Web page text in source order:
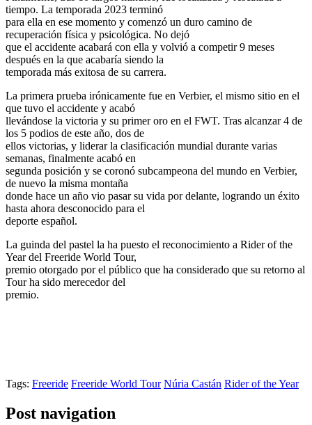
tiempo. La temporada 2023 terminó
para ella en ese momento y comenzó un duro camino de
recuperación física y psicológica. No dejó
que el accidente acabará con ella y volvió a competir 9 meses
después en la que acabaría siendo la
temporada más exitosa de su carrera.
La primera prueba irónicamente fue en Verbier, el mismo sitio en el
que tuvo el accidente y acabó
llevándose la victoria y su primer oro en el FWT. Tras alcanzar 4 de
los 5 podios de este año, dos de
ellos victorias, y liderar la clasificación mundial durante varias
semanas, finalmente acabó en
segunda posición y se coronó subcampeona del mundo en Verbier,
de nuevo la misma montaña
donde hace un año vio pasar su vida por delante, logrando un éxito
hasta ahora desconocido para el
deporte español.
La guinda del pastel la ha puesto el reconocimiento a Rider of the
Year del Freeride World Tour,
premio otorgado por el público que ha considerado que su retorno al
Tour ha sido merecedor del
premio.
Tags: Freeride Freeride World Tour Núria Castán Rider of the Year
Post navigation